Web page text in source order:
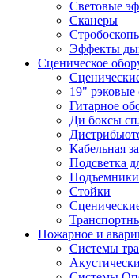
Световые
Сканеры
Эффекты
Сценическое
19" рэковые
Гитарное
Ди боксы
Кабельная
Подсветка
Подъемники
Стойки
Пожарное и
Cистемы